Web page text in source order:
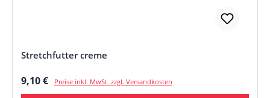
Stretchfutter creme
Regulärer Preis:
9,10 € Preise inkl. MwSt. zzgl. Versandkosten